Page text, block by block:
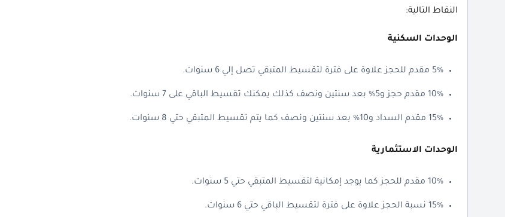
النقاط التالية:
الوحدات السكنية
5% مقدم للحجز علاوة على فترة لتقسيط المتبقي تصل إلي 6 سنوات.
10% مقدم حجز و5% بعد سنتين ونصف كذلك يمكنك تقسيط الباقي على 7 سنوات.
15% مقدم السداد و10% بعد سنتين ونصف كما يتم تقسيط المتبقي حتي 8 سنوات.
الوحدات الاستثمارية
10% مقدم للحجز كما يوجد إمكانية لتقسيط المتبقي حتي 5 سنوات.
15% نسبة الحجز علاوة على فترة لتقسيط الباقي حتي 6 سنوات.